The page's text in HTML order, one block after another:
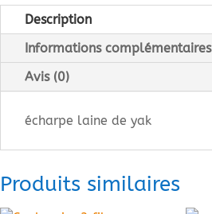
yak
Description
Informations complémentaires
Avis (0)
écharpe laine de yak
Produits similaires